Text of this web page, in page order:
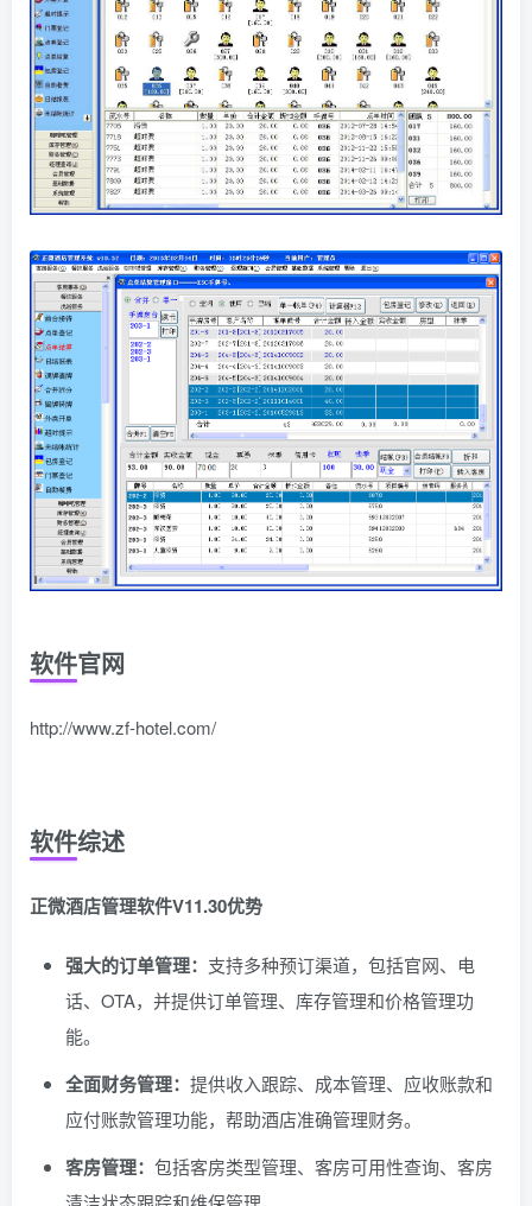
软件官网
http://www.zf-hotel.com/
软件综述
正微酒店管理软件V11.30优势
强大的订单管理： 支持多种预订渠道，包括官网、电
话、OTA，并提供订单管理、库存管理和价格管理功
能。
全面财务管理： 提供收入跟踪、成本管理、应收账款和
应付账款管理功能，帮助酒店准确管理财务。
客房管理： 包括客房类型管理、客房可用性查询、客房